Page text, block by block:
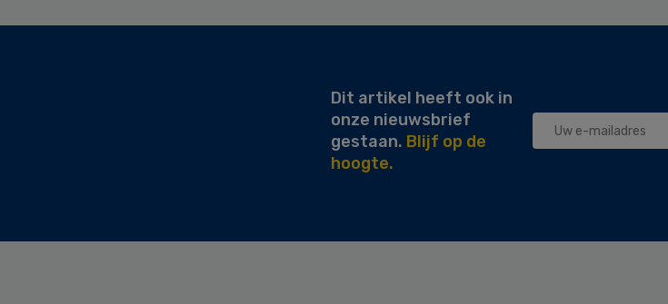
Secondary
Dit artikel heeft ook in
onze nieuwsbrief
gestaan. Blijf op de
hoogte.